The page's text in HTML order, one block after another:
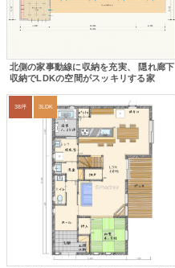
北側の家事動線に収納を充実、 隠れ廊下
収納でLDKの空間がスッキリする家
38坪 3LDK